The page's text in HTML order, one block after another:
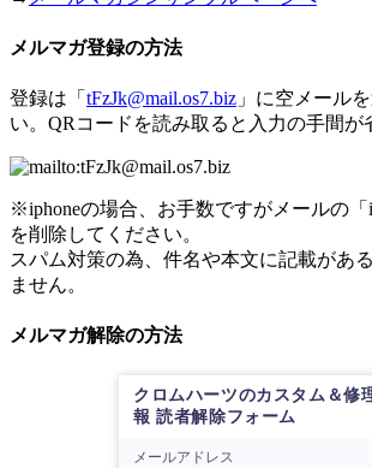
メルマガ登録の方法
登録は「 tFzJk@mail.os7.biz 」に空メール
い。QRコードを読み取ると入力の手間が
※iphoneの場合、お手数ですがメールの「
を削除してください。
スパム対策の為、件名や本文に記載があ
ません。
メルマガ解除の方法
クロムハーツのカスタム＆修
報 読者解除フォーム
メールアドレス